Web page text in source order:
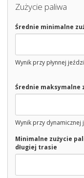
Zużycie paliwa
Średnie minimalne
Wynik przy płynnej
Średnie maksymalne
Wynik przy dynamicznej
Minimalne zużycie
długiej trasie